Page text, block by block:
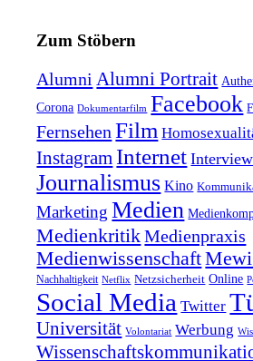
Zum Stöbern
Alumni Alumni Portrait
Corona Dokumentarfilm Facebook
Fernsehen Film
Instagram Internet Interview
Journalismus Kino
Marketing Medien
Medienkritik Medienpraxis
Medienwissenschaft
Nachhaltigkeit Netflix Netzsicherheit Online
Social Media Twitter
Universität Volontariat Werbung